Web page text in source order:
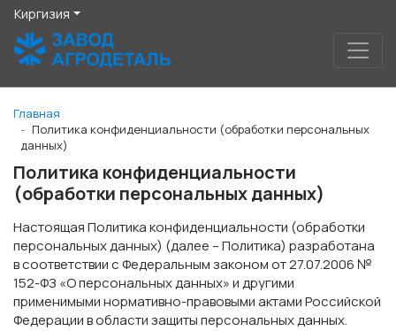
Киргизия
Главная
Политика конфиденциальности (обработки персональных
данных)
Политика конфиденциальности
(обработки персональных данных)
Настоящая Политика конфиденциальности (обработки
персональных данных) (далее – Политика) разработана
в соответствии с Федеральным законом от 27.07.2006 №
152-ФЗ «О персональных данных» и другими
применимыми нормативно-правовыми актами Российской
Федерации в области защиты персональных данных.